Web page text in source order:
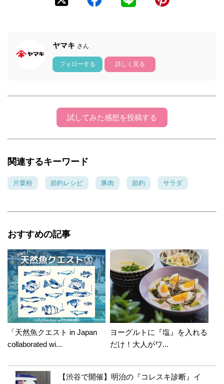
ヤマキ さん
フォローする 詳しく見る
試してみた感想を投稿する
関連するキーワード
片栗粉 節約レシピ 豚肉 節約 サラダ
おすすめの記事
「天然魚クエスト in Japan
collaborated wi...
ヨーグルトに『塩』を入れる
だけ！大人がワ...
【渋谷で開催】明治の『コレスキ診断』イ